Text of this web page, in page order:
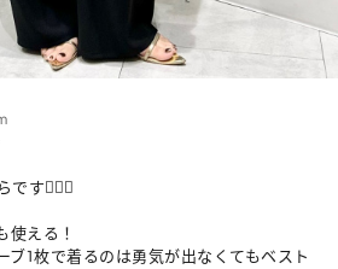
す💁🏻‍♀️
使える！
ブ1枚で着るのは勇気が出なくてもベスト